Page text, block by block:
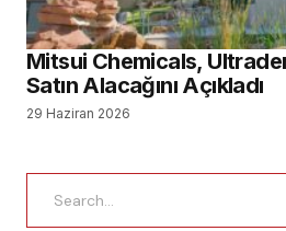
Mitsui Chemicals,
Satın Alacağını Açıkladı
29 Haziran 2026